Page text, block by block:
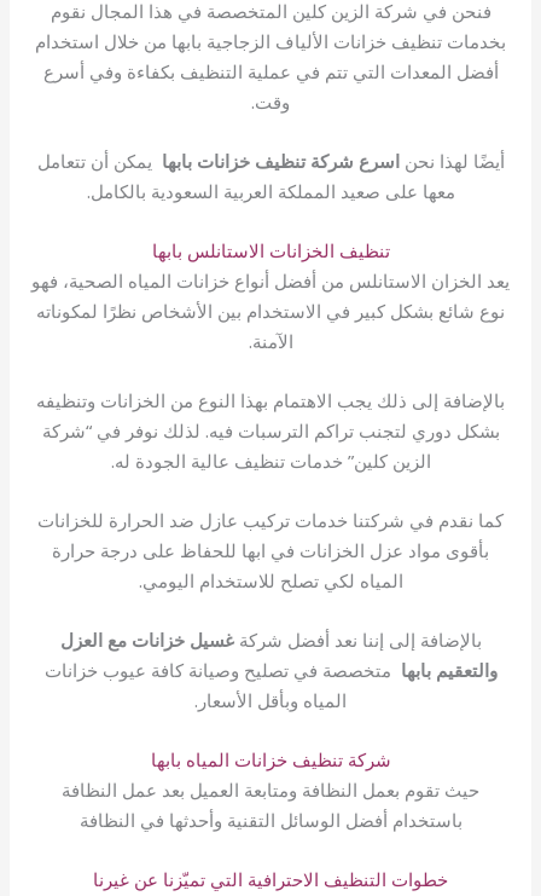
فنحن في شركة الزين كلين المتخصصة في هذا المجال نقوم
بخدمات تنظيف خزانات الألياف الزجاجية بابها من خلال استخدام
أفضل المعدات التي تتم في عملية التنظيف بكفاءة وفي أسرع
وقت.
أيضًا لهذا نحناسرع شركة تنظيف خزانات بابها يمكن أن تتعامل
معها على صعيد المملكة العربية السعودية بالكامل.
تنظيف الخزانات الاستانلس بابها
يعد الخزان الاستانلس من أفضل أنواع خزانات المياه الصحية، فهو
نوع شائع بشكل كبير في الاستخدام بين الأشخاص نظرًا لمكوناته
الآمنة.
بالإضافة إلى ذلك يجب الاهتمام بهذا النوع من الخزانات وتنظيفه
بشكل دوري لتجنب تراكم الترسبات فيه. لذلك نوفر في “شركة
الزين كلين” خدمات تنظيف عالية الجودة له.
كما نقدم في شركتنا خدمات تركيب عازل ضد الحرارة للخزانات
بأقوى مواد عزل الخزانات في ابها للحفاظ على درجة حرارة
المياه لكي تصلح للاستخدام اليومي.
بالإضافة إلى إننا نعد أفضل شركةغسيل خزانات مع العزل
والتعقيم بابها متخصصة في تصليح وصيانة كافة عيوب خزانات
المياه وبأقل الأسعار.
شركة تنظيف خزانات المياه بابها
حيث تقوم بعمل النظافة ومتابعة العميل بعد عمل النظافة
باستخدام أفضل الوسائل التقنية وأحدثها في النظافة
خطوات التنظيف الاحترافية التي تميّزنا عن غيرنا